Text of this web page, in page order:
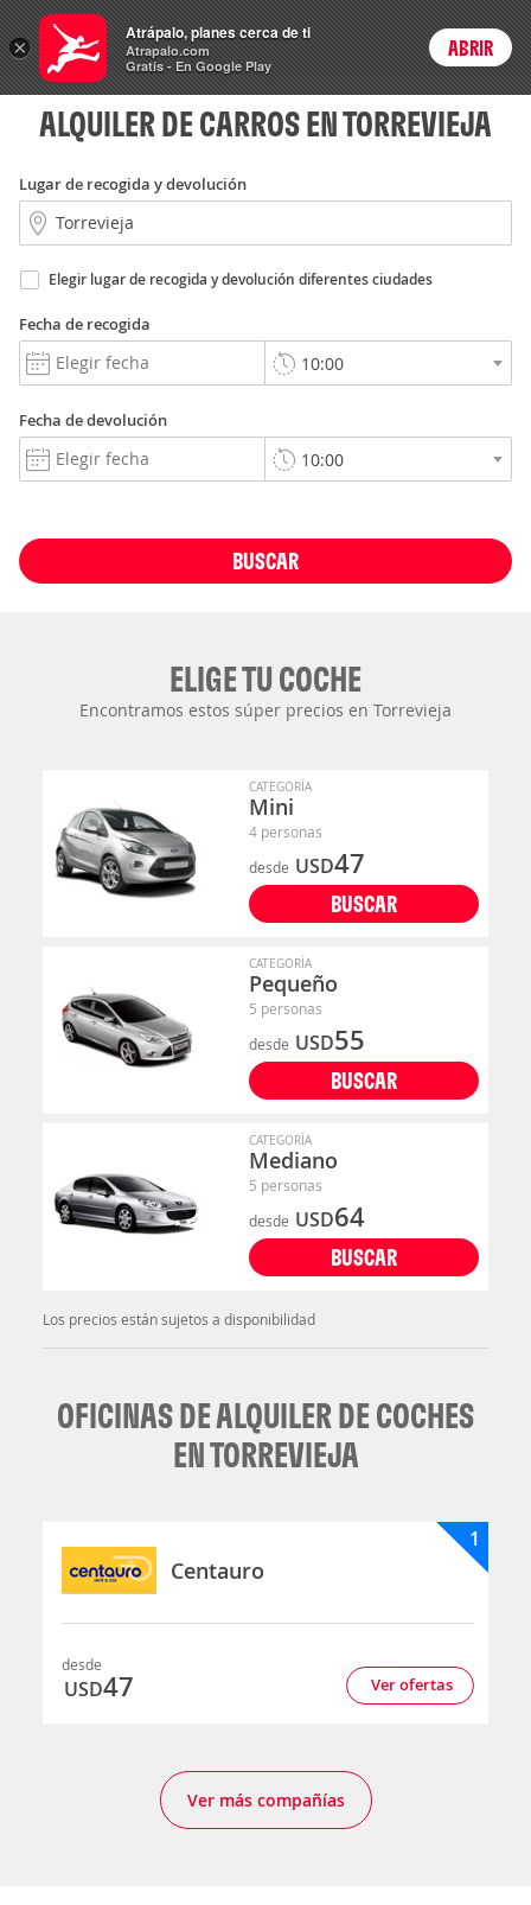
Rent
a Car Login
ALQUILER DE CARROS EN TORREVIEJA
Lugar de recogida y devolución
Elegir lugar de recogida y devolución diferentes ciudades
Fecha de recogida
Fecha de devolución
BUSCAR
ELIGE TU COCHE
Encontramos estos súper precios en Torrevieja
CATEGORÍA
Mini
4 personas
desde USD47
BUSCAR
CATEGORÍA
Pequeño
5 personas
desde USD55
BUSCAR
CATEGORÍA
Mediano
5 personas
desde USD64
BUSCAR
Los precios están sujetos a disponibilidad
OFICINAS DE ALQUILER DE COCHES
EN TORREVIEJA
Centauro
1
desde
USD47 Ver ofertas
Ver más compañías
×
Atrápalo, planes cerca de ti
Atrapalo.com
Gratis - En Google Play
ABRIR